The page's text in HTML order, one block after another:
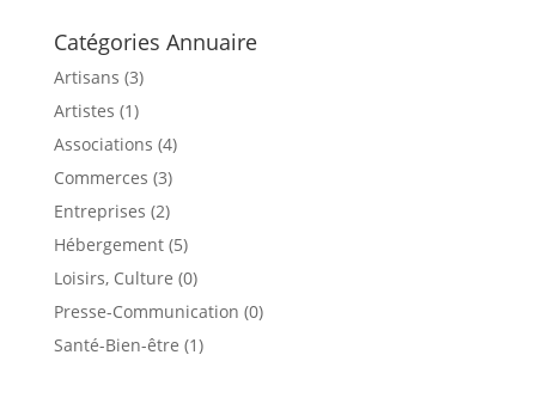
Catégories Annuaire
Artisans (3)
Artistes (1)
Associations (4)
Commerces (3)
Entreprises (2)
Hébergement (5)
Loisirs, Culture (0)
Presse-Communication (0)
Santé-Bien-être (1)